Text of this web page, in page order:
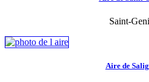
Saint-
Aire de